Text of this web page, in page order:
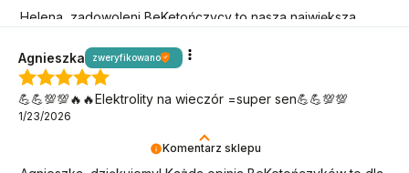
Helena, zadowoleni BeKetończycy to nasza największa
Komentarz sklepu
Agnieszka zweryfikowano
💪💪💯💯🔥🔥Elektrolity na wieczór =super sen💪💪💯💯
1/23/2026